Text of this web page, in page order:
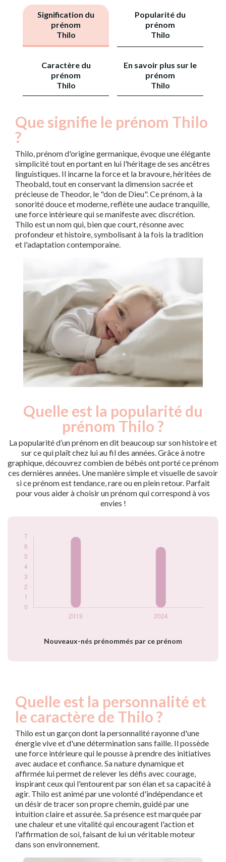
Signification du
prénom
Thilo
Popularité du
prénom
Thilo
Caractère du
prénom
Thilo
En savoir plus sur le
prénom
Thilo
Que signifie le prénom Thilo
?
Thilo, prénom d'origine germanique, évoque une élégante
simplicité tout en portant en lui l'héritage de ses ancêtres
linguistiques. Il incarne la force et la bravoure, héritées de
Theobald, tout en conservant la dimension sacrée et
précieuse de Theodor, le "don de Dieu". Ce prénom, à la
sonorité douce et moderne, reflète une audace tranquille,
une force intérieure qui se manifeste avec discrétion.
Thilo est un nom qui, bien que court, résonne avec
profondeur et histoire, symbolisant à la fois la tradition
et l'adaptation contemporaine.
Quelle est la popularité du
prénom Thilo ?
La popularité d’un prénom en dit beaucoup sur son histoire et
sur ce qui plaît chez lui au fil des années. Grâce à notre
graphique, découvrez combien de bébés ont porté ce prénom
ces dernières années. Une manière simple et visuelle de savoir
si ce prénom est tendance, rare ou en plein retour. Parfait
pour vous aider à choisir un prénom qui correspond à vos
envies !
Nouveaux-nés prénommés par ce prénom
Popularité du
prénom Thilo par
année
Année
Nouveaux-
nés
2024
6
Quelle est la personnalité et
le caractère de Thilo ?
Thilo est un garçon dont la personnalité rayonne d'une
énergie vive et d'une détermination sans faille. Il possède
une force intérieure qui le pousse à prendre des initiatives
avec audace et confiance. Sa nature dynamique et
affirmée lui permet de relever les défis avec courage,
inspirant ceux qui l'entourent par son élan et sa capacité à
agir. Thilo est animé par une volonté d'indépendance et
un désir de tracer son propre chemin, guidé par une
intuition claire et assurée. Sa présence est marquée par
une chaleur et une vitalité qui encouragent l'action et
l'affirmation de soi, faisant de lui un véritable moteur
dans son environnement.